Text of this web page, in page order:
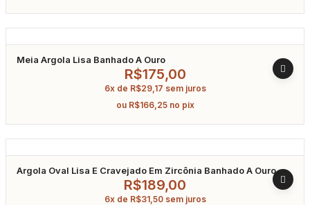
Meia Argola Lisa Banhado A Ouro
R$175,00
6x de R$29,17 sem juros
ou R$166,25 no pix
Argola Oval Lisa E Cravejado Em Zircônia Banhado A Ouro
R$189,00
6x de R$31,50 sem juros